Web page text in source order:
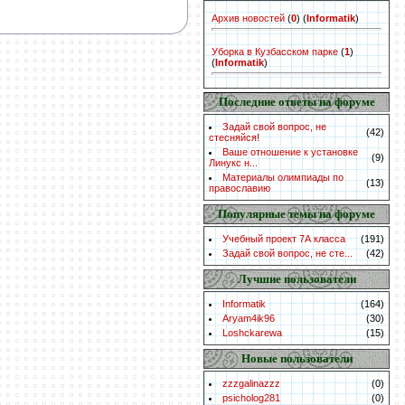
Архив новостей (0) (Informatik)
Уборка в Кузбасском парке (1)
(Informatik)
Последние ответы на форуме
Задай свой вопрос, не
стесняйся!
(42)
Ваше отношение к установке
Линукс н...
(9)
Материалы олимпиады по
православию
(13)
Популярные темы на форуме
Учебный проект 7А класса
(191)
Задай свой вопрос, не сте...
(42)
Лучшие пользователи
Informatik
(164)
Aryam4ik96
(30)
Loshckarewa
(15)
Новые пользователи
zzzgalinazzz
(0)
psicholog281
(0)